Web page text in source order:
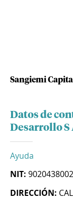
Sangiemi
Datos de
Desarrollo S
Ayuda
NIT: 9020438002
DIRECCIÓN: